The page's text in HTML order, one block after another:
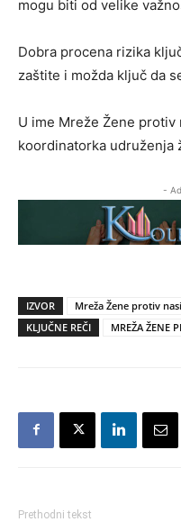
mogu biti od velike
Dobra procena rizika
zaštite i možda ključ da
U ime Mreže Žene protiv
koordinatorka udruženja
-
IZVOR
Mreža Žene protiv
KLJUČNE REČI
MREŽA ŽENE
Prethodni tekst